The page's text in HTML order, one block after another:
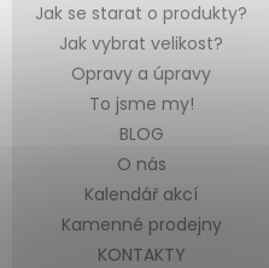
Jak se starat o produkty?
Jak vybrat velikost?
Opravy a úpravy
To jsme my!
BLOG
O nás
Kalendář akcí
Kamenné prodejny
KONTAKTY